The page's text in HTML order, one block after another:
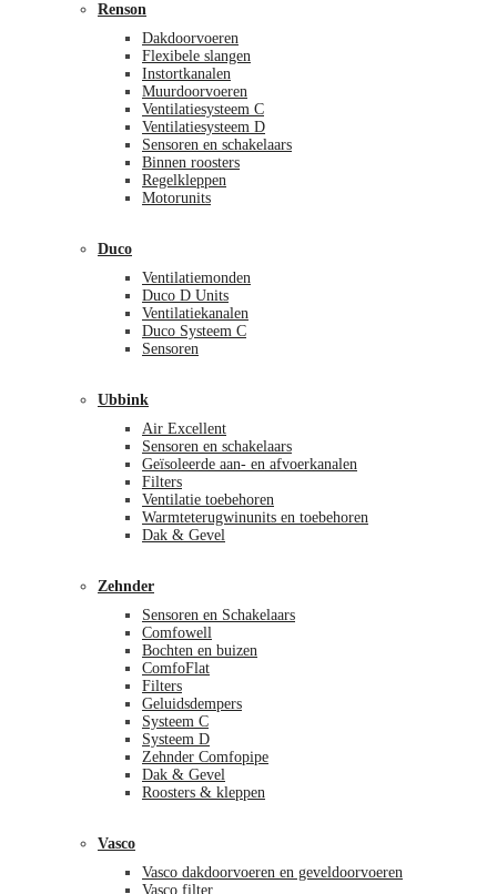
Renson
Dakdoorvoeren
Flexibele slangen
Instortkanalen
Muurdoorvoeren
Ventilatiesysteem C
Ventilatiesysteem D
Sensoren en schakelaars
Binnen roosters
Regelkleppen
Motorunits
Duco
Ventilatiemonden
Duco D Units
Ventilatiekanalen
Duco Systeem C
Sensoren
Ubbink
Air Excellent
Sensoren en schakelaars
Geïsoleerde aan- en afvoerkanalen
Filters
Ventilatie toebehoren
Warmteterugwinunits en toebehoren
Dak & Gevel
Zehnder
Sensoren en Schakelaars
Comfowell
Bochten en buizen
ComfoFlat
Filters
Geluidsdempers
Systeem C
Systeem D
Zehnder Comfopipe
Dak & Gevel
Roosters & kleppen
Vasco
Vasco dakdoorvoeren en geveldoorvoeren
Vasco filter